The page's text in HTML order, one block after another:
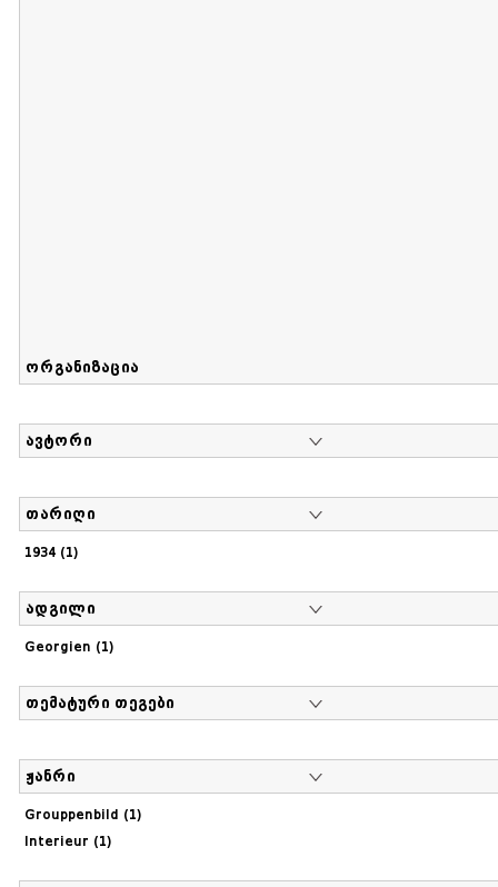
ორგანიზაცია
ავტორი
თარიღი
1934 (1)
ადგილი
Georgien (1)
თემატური თეგები
ჟანრი
Grouppenbild (1)
Interieur (1)